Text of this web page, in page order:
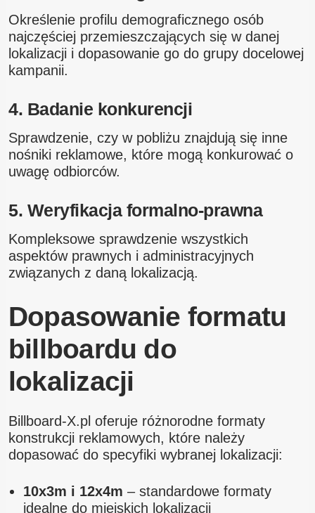
Określenie profilu demograficznego osób
najczęściej przemieszczających się w danej
lokalizacji i dopasowanie go do grupy docelowej
kampanii.
4. Badanie konkurencji
Sprawdzenie, czy w pobliżu znajdują się inne
nośniki reklamowe, które mogą konkurować o
uwagę odbiorców.
5. Weryfikacja formalno-prawna
Kompleksowe sprawdzenie wszystkich
aspektów prawnych i administracyjnych
związanych z daną lokalizacją.
Dopasowanie formatu
billboardu do
lokalizacji
Billboard-X.pl oferuje różnorodne formaty
konstrukcji reklamowych, które należy
dopasować do specyfiki wybranej lokalizacji:
10x3m i 12x4m – standardowe formaty
idealne do miejskich lokalizacji